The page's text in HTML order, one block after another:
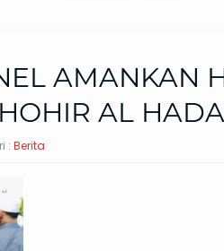
AMANKAN
AL
: Berita